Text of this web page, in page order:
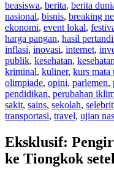
beasiswa, berita, berita
nasional, bisnis, breaking
ekonomi, event lokal,
harga pangan, hasil
inflasi, inovasi, internet,
publik, kesehatan,
kriminal, kuliner, kurs mata
olimpiade, opini, parlemen,
pendidikan, perubahan
sakit, sains, sekolah,
transportasi, travel, ujian
Eksklusif:
ke Tiongkok